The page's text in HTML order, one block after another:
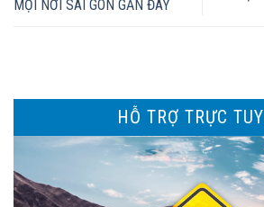
MỌI NƠI SÀI GÒN GẦN ĐÂY
HỖ TRỢ TRỰC